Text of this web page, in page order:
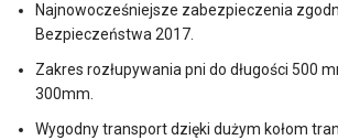
Najnowocześniejsze zabezpieczenia
Bezpieczeństwa 2017.
Zakres rozłupywania pni do długości 500
300mm.
Wygodny transport dzięki dużym kołom